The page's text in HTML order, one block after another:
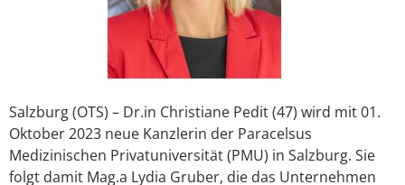
Salzburg (OTS) – Dr.in Christiane Pedit (47) wird mit 01.
Oktober 2023 neue Kanzlerin der Paracelsus
Medizinischen Privatuniversität (PMU) in Salzburg. Sie
folgt damit Mag.a Lydia Gruber, die das Unternehmen